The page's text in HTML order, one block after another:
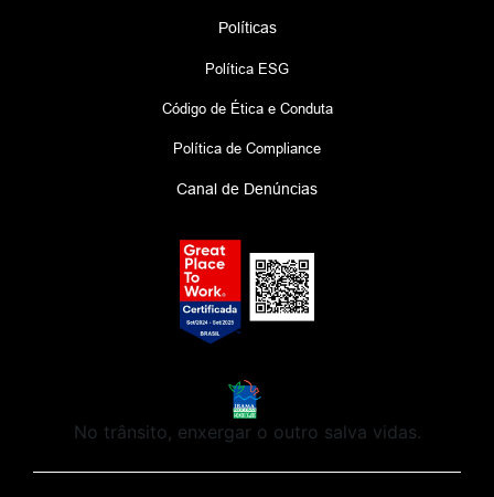
Políticas
Política ESG
Código de Ética e Conduta
Política de Compliance
Canal de Denúncias
No trânsito, enxergar o outro salva vidas.